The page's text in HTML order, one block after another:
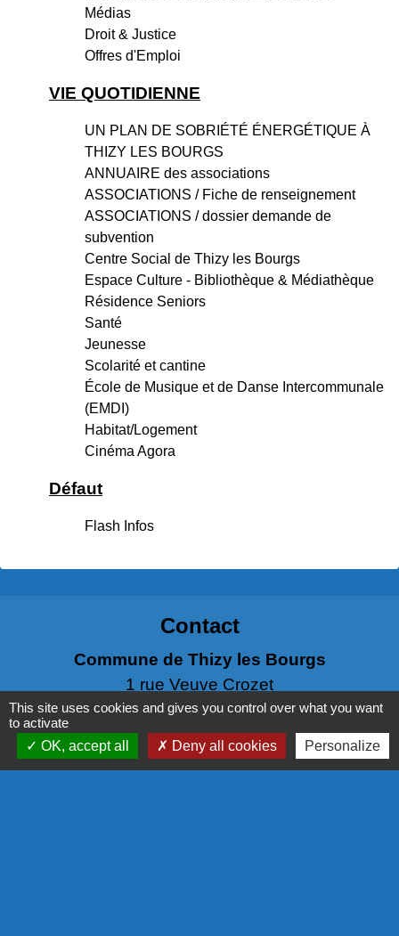
Médias
Droit & Justice
Offres d'Emploi
VIE QUOTIDIENNE
UN PLAN DE SOBRIÉTÉ ÉNERGÉTIQUE À
THIZY LES BOURGS
ANNUAIRE des associations
ASSOCIATIONS / Fiche de renseignement
ASSOCIATIONS / dossier demande de
subvention
Centre Social de Thizy les Bourgs
Espace Culture - Bibliothèque & Médiathèque
Résidence Seniors
Santé
Jeunesse
Scolarité et cantine
École de Musique et de Danse Intercommunale
(EMDI)
Habitat/Logement
Cinéma Agora
Défaut
Flash Infos
Contact
Commune de Thizy les Bourgs
1 rue Veuve Crozet
69240 Thizy les Bourgs - FRANCE
+33 4 74 64 65 90
Contact par formulaire
This site uses cookies and gives you control over what you want
to activate
OK, accept all
Deny all cookies Personalize